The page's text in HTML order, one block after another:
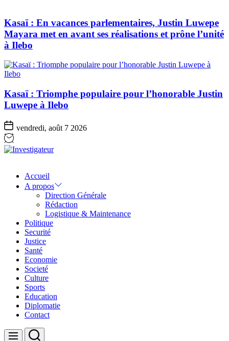
Kasaï : En vacances parlementaires, Justin Luwepe
Mayara met en avant ses réalisations et prône l’unité
à Ilebo
Kasaï : Triomphe populaire pour l’honorable Justin
Luwepe à Ilebo
vendredi, août 7 2026
Accueil
A propos
Direction Générale
Rédaction
Logistique & Maintenance
Politique
Securité
Justice
Santé
Economie
Societé
Culture
Sports
Education
Diplomatie
Contact
Menu Search